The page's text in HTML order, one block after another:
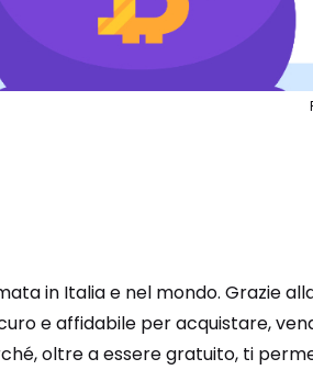
in Italia e nel mondo. Grazie
e affidabile per acquistare,
oltre a essere gratuito, ti